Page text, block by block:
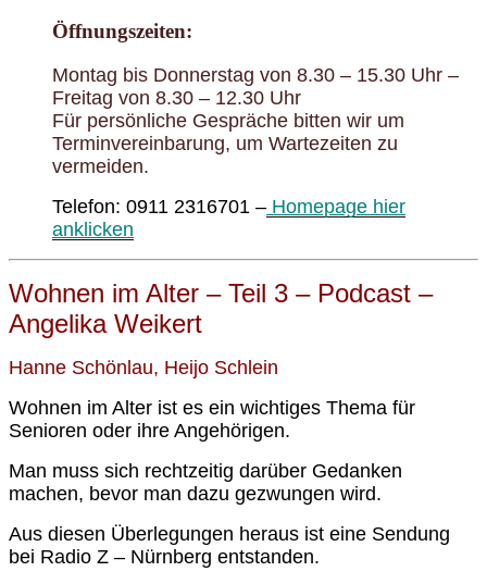
Öffnungszeiten:
Montag bis Donnerstag von 8.30 – 15.30 Uhr –
Freitag von 8.30 – 12.30 Uhr
Für persönliche Gespräche bitten wir um
Terminvereinbarung, um Wartezeiten zu
vermeiden.
Telefon: 0911 2316701 – Homepage hier
anklicken
Wohnen im Alter – Teil 3 – Podcast –
Angelika Weikert
Hanne Schönlau, Heijo Schlein
Wohnen im Alter ist es ein wichtiges Thema für
Senioren oder ihre Angehörigen.
Man muss sich rechtzeitig darüber Gedanken
machen, bevor man dazu gezwungen wird.
Aus diesen Überlegungen heraus ist eine Sendung
bei Radio Z – Nürnberg entstanden.